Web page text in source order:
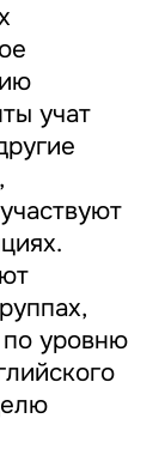
учат
уровню